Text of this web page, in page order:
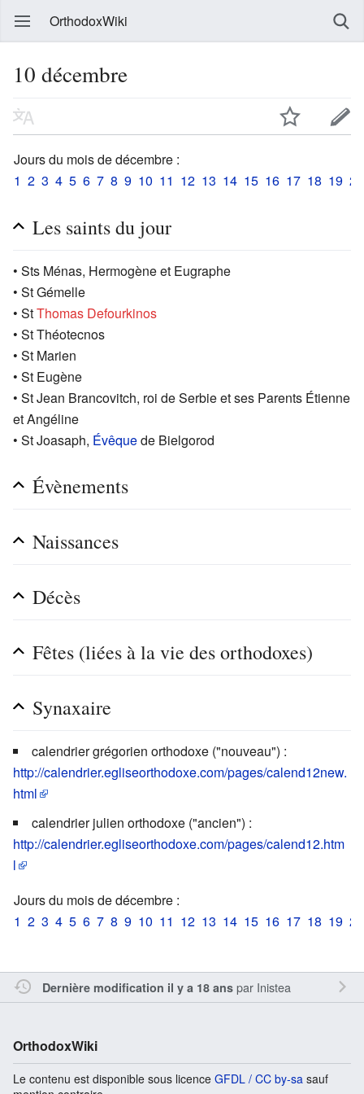
OrthodoxWiki
10 décembre
Jours du mois de décembre :
1 2 3 4 5 6 7 8 9 10 11 12 13 14 15 16 17 18 19 20
Les saints du jour
• Sts Ménas, Hermogène et Eugraphe
• St Gémelle
• StThomas Defourkinos
• St Théotecnos
• St Marien
• St Eugène
• St Jean Brancovitch, roi de Serbie et ses Parents Étienne
et Angéline
• St Joasaph, Évêquede Bielgorod
Évènements
Naissances
Décès
Fêtes (liées à la vie des orthodoxes)
Synaxaire
calendrier grégorien orthodoxe ("nouveau") :
http://calendrier.egliseorthodoxe.com/pages/calend12new.
html
calendrier julien orthodoxe ("ancien") :
http://calendrier.egliseorthodoxe.com/pages/calend12.htm
l
Jours du mois de décembre :
1 2 3 4 5 6 7 8 9 10 11 12 13 14 15 16 17 18 19 20
Dernière modification il y a 18 anspar Inistea
OrthodoxWiki
Le contenu est disponible sous licence GFDL / CC by-sa sauf